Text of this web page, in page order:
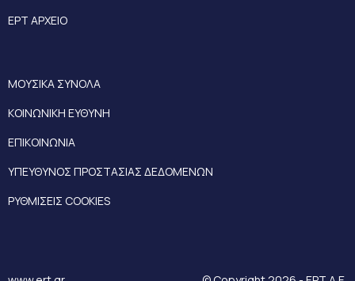
ΕΡΤ ΑΡΧΕΙΟ
ΜΟΥΣΙΚΑ ΣΥΝΟΛΑ
ΚΟΙΝΩΝΙΚΗ ΕΥΘΥΝΗ
ΕΠΙΚΟΙΝΩΝΙΑ
ΥΠΕΥΘΥΝΟΣ ΠΡΟΣΤΑΣΙΑΣ ΔΕΔΟΜΕΝΩΝ
ΡΥΘΜΙΣΕΙΣ COOKIES